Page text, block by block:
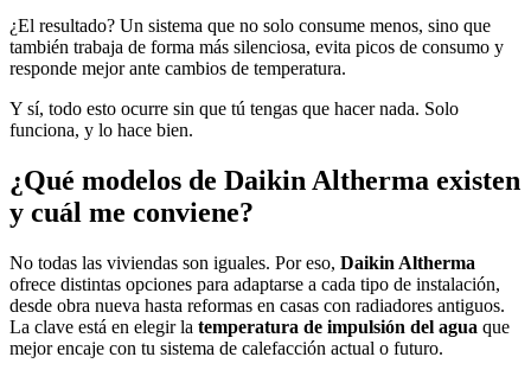
¿El resultado? Un sistema que no solo consume menos, sino que
también trabaja de forma más silenciosa, evita picos de consumo y
responde mejor ante cambios de temperatura.
Y sí, todo esto ocurre sin que tú tengas que hacer nada. Solo
funciona, y lo hace bien.
¿Qué modelos de Daikin Altherma existen
y cuál me conviene?
No todas las viviendas son iguales. Por eso, Daikin Altherma
ofrece distintas opciones para adaptarse a cada tipo de instalación,
desde obra nueva hasta reformas en casas con radiadores antiguos.
La clave está en elegir la temperatura de impulsión del agua que
mejor encaje con tu sistema de calefacción actual o futuro.